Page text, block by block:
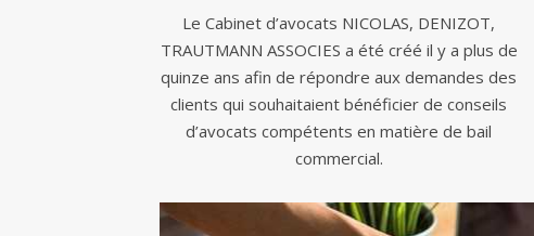
Le Cabinet d’avocats NICOLAS, DENIZOT,
TRAUTMANN ASSOCIES a été créé il y a plus de
quinze ans afin de répondre aux demandes des
clients qui souhaitaient bénéficier de conseils
d’avocats compétents en matière de bail
commercial.